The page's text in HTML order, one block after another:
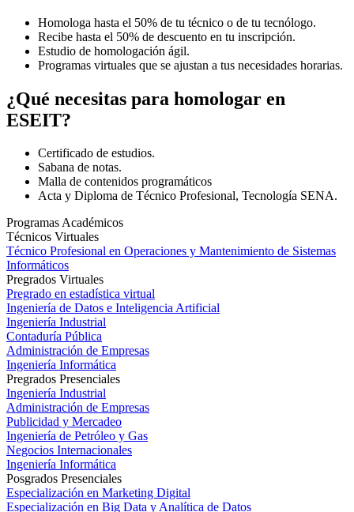
Homologa hasta el 50% de tu técnico o de tu tecnólogo.
Recibe hasta el 50% de descuento en tu inscripción.
Estudio de homologación ágil.
Programas virtuales que se ajustan a tus necesidades horarias.
¿Qué necesitas para homologar en
ESEIT?
Certificado de estudios.
Sabana de notas.
Malla de contenidos programáticos
Acta y Diploma de Técnico Profesional, Tecnología SENA.
Programas Académicos
Técnicos Virtuales
Técnico Profesional en Operaciones y Mantenimiento de Sistemas
Informáticos
Pregrados Virtuales
Pregrado en estadística virtual
Ingeniería de Datos e Inteligencia Artificial
Ingeniería Industrial
Contaduría Pública
Administración de Empresas
Ingeniería Informática
Pregrados Presenciales
Ingeniería Industrial
Administración de Empresas
Publicidad y Mercadeo
Ingeniería de Petróleo y Gas
Negocios Internacionales
Ingeniería Informática
Posgrados Presenciales
Especialización en Marketing Digital
Especialización en Big Data y Analítica de Datos